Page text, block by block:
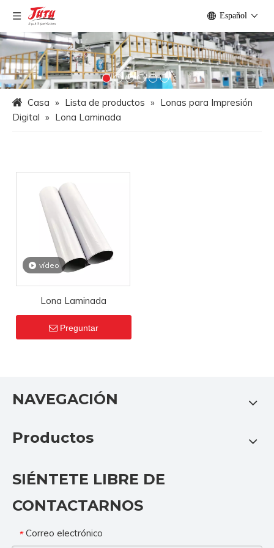
Español
Casa » Lista de productos » Lonas para Impresión
Digital » Lona Laminada
vídeo
Lona Laminada
Preguntar
NAVEGACIÓN
Productos
SIÉNTETE LIBRE DE
CONTACTARNOS
* Correo electrónico